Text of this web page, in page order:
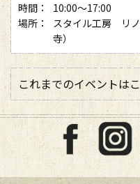
時間：
10:00～17:00
場所：
スタイル工房 リ
寺）
これまでのイベントは